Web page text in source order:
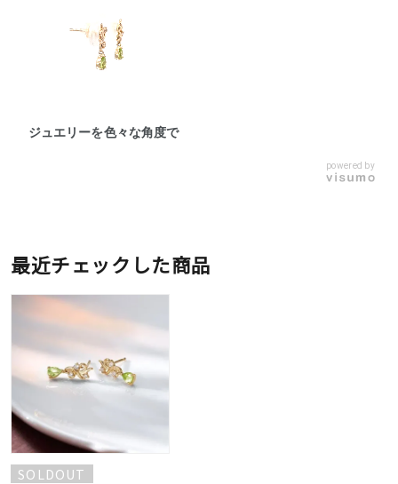
ジュエリーを色々な角度で
powered by
最近チェックした商品
SOLDOUT